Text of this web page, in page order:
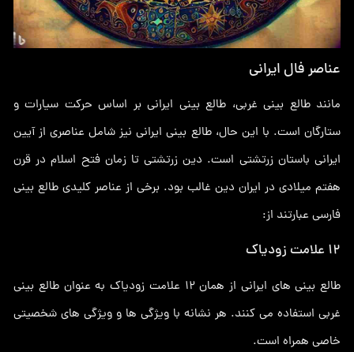
عناصر فال ایرانی
مانند طالع بینی غربی، طالع بینی ایرانی بر اساس حرکت سیارات و
ستارگان است. با این حال، طالع بینی ایرانی نیز شامل عناصری از آیین
ایرانی باستان زرتشتی است. دین زرتشتی تا زمان فتح اسلام در قرن
هفتم میلادی در ایران دین غالب بود. برخی از عناصر کلیدی طالع بینی
فارسی عبارتند از:
12 علامت زودیاک
طالع بینی های ایرانی از همان 12 علامت زودیاک به عنوان طالع بینی
غربی استفاده می کنند. هر نشانه با ویژگی ها و ویژگی های شخصیتی
خاصی همراه است.